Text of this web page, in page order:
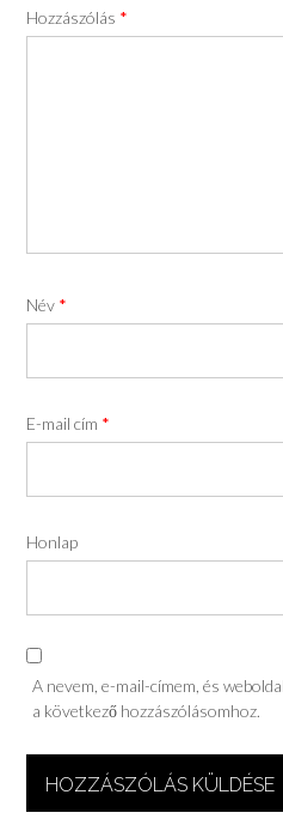
Hozzászólás *
Név *
E-mail cím *
Honlap
A nevem, e-mail-címem, és
a következő hozzászólásomhoz.